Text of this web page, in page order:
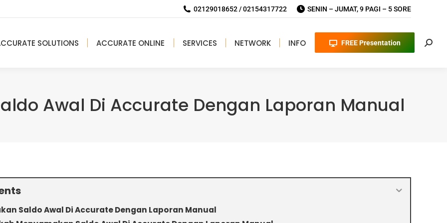
02129018652 / 02154317722 SENIN – JUMAT, 9 PAGI – 5 SORE
SOLUTIONS ACCURATE ONLINE SERVICES NETWORK INFO FREE Presentation
Awal Di Accurate Dengan Laporan Manual
Saldo Awal Di Accurate Dengan Laporan Manual